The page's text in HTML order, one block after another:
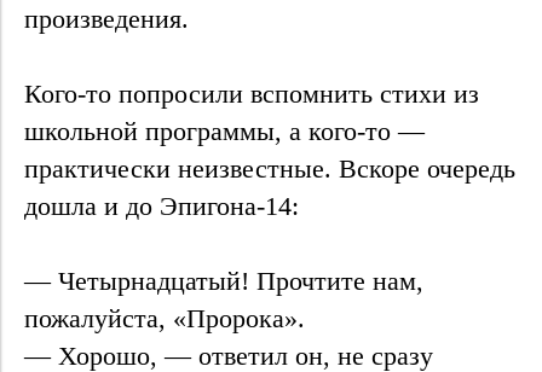
произведения.
Кого-то попросили вспомнить стихи из
школьной программы, а кого-то —
практически неизвестные. Вскоре очередь
дошла и до Эпигона-14:
— Четырнадцатый! Прочтите нам,
пожалуйста, «Пророка».
— Хорошо, — ответил он, не сразу